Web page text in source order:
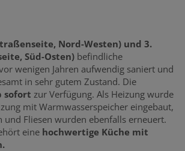
Nord-Westen) und 3.
Süd-Osten) befindliche
wenigen Jahren aufwendig saniert und
in sehr gutem Zustand. Die
sofort zur Verfügung. Als Heizung wurde
mit Warmwasserspeicher eingebaut,
und Fliesen wurden ebenfalls erneuert.
eine hochwertige Küche mit